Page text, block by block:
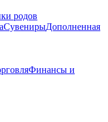
родов
СувенирыДополненная
Финансы и